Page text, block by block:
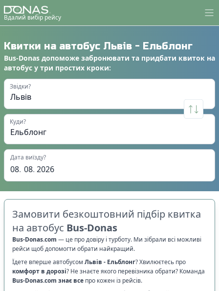
Вдалий вибір рейсу
Квитки на автобус Львів - Ельблонг
Bus-Donas допоможе забронювати та придбати квиток на
автобус у три простих кроки:
Звідки?
Куди?
Дата виїзду?
08. 08. 2026
Замовити безкоштовний підбір квитка
на автобус Bus-Donas
Bus-Donas.com — це про довіру і турботу. Ми зібрали всі можливі
рейси щоб допомогти обрати найкращий.
Їдете вперше автобусом Львів - Ельблонг? Хвилюєтесь про
комфорт в дорозі? Не знаєте якого перевізника обрати? Команда
Bus-Donas.com знає все про кожен із рейсів.